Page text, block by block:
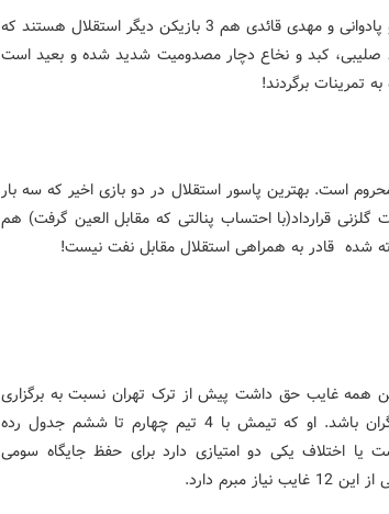
محسن کریمی، لئاندرو پادوانی و مهدی قائدی هم 3 بازیکن دیگر استقلال هستند که
صلیبی، کبد و نخاع دچار مصدومیت شدید شده و بعید است
به تمرینات برگردند!
است. بهترین پاسور استقلال در دو بازی اخیر که سه بار
گلزنی قرارداد(با احتساب پنالتی که مقابل العین گرفت) هم
شده قادر به همراهی استقلال مقابل نفت نیست!
همه غایب حق داشت پیش از ترک تهران نسبت به برگزاری
دیدار با نفت تهران نگران باشد. او که تیمش با 4 تیم چهارم تا ششم جدول رده
یا اختلاف یکی دو امتیازی دارد برای حفظ جایگاه سومی
مبرم دارد.